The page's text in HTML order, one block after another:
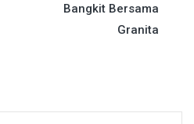
Bangkit Bersama
Granita